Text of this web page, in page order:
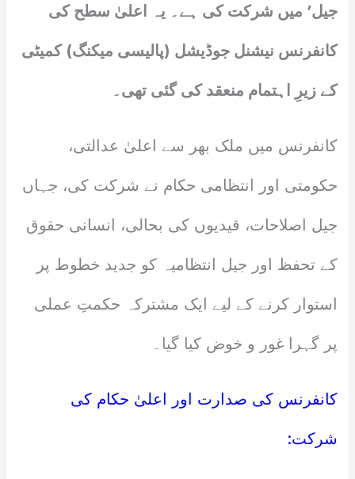
جیل’ میں شرکت کی ہے۔ یہ اعلیٰ سطح کی
کانفرنس نیشنل جوڈیشل (پالیسی میکنگ) کمیٹی
کے زیرِ اہتمام منعقد کی گئی تھی۔
کانفرنس میں ملک بھر سے اعلیٰ عدالتی،
حکومتی اور انتظامی حکام نے شرکت کی، جہاں
جیل اصلاحات، قیدیوں کی بحالی، انسانی حقوق
کے تحفظ اور جیل انتظامیہ کو جدید خطوط پر
استوار کرنے کے لیے ایک مشترکہ حکمتِ عملی
پر گہرا غور و خوض کیا گیا۔
کانفرنس کی صدارت اور اعلیٰ حکام کی
شرکت: